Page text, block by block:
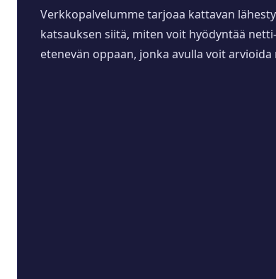
Verkkopalvelumme tarjoaa kattavan
katsauksen siitä, miten voit hyödyntää
etenevän oppaan, jonka avulla voit